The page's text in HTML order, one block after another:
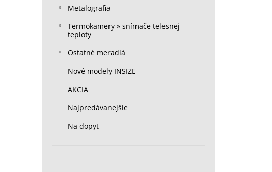
Metalografia
Termokamery » snímače telesnej
teploty
Ostatné meradlá
Nové modely INSIZE
AKCIA
Najpredávanejšie
Na dopyt